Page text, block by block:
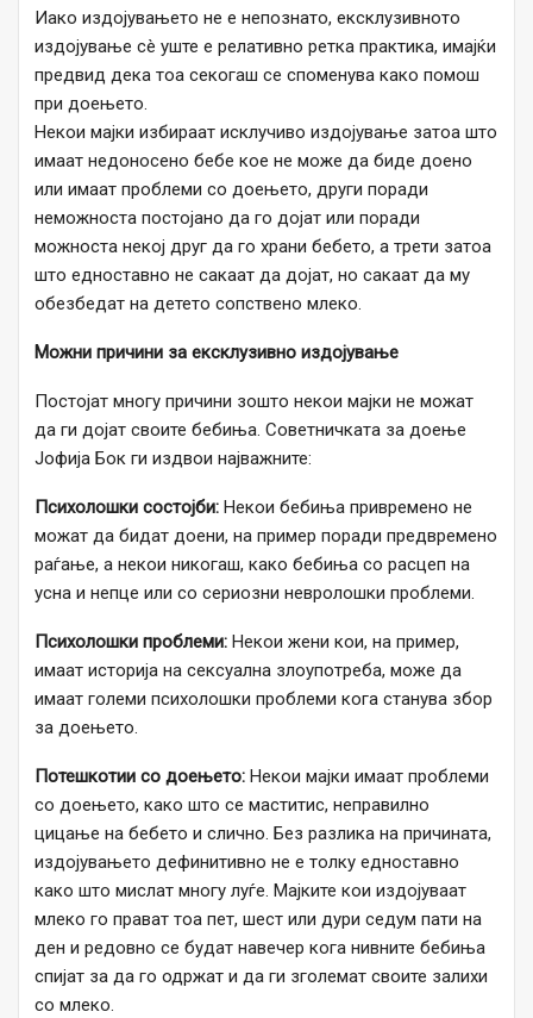
Иако издојувањето не е непознато, ексклузивното
издојување сè уште е релативно ретка практика, имајќи
предвид дека тоа секогаш се споменува како помош
при доењето.
Некои мајки избираат исклучиво издојување затоа што
имаат недоносено бебе кое не може да биде доено
или имаат проблеми со доењето, други поради
неможноста постојано да го дојат или поради
можноста некој друг да го храни бебето, а трети затоа
што едноставно не сакаат да дојат, но сакаат да му
обезбедат на детето сопствено млеко.
Можни причини за ексклузивно издојување
Постојат многу причини зошто некои мајки не можат
да ги дојат своите бебиња. Советничката за доење
Јофија Бок ги издвои најважните:
Психолошки состојби: Некои бебиња привремено не
можат да бидат доени, на пример поради предвремено
раѓање, а некои никогаш, како бебиња со расцеп на
усна и непце или со сериозни невролошки проблеми.
Психолошки проблеми: Некои жени кои, на пример,
имаат историја на сексуална злоупотреба, може да
имаат големи психолошки проблеми кога станува збор
за доењето.
Потешкотии со доењето: Некои мајки имаат проблеми
со доењето, како што се маститис, неправилно
цицање на бебето и слично. Без разлика на причината,
издојувањето дефинитивно не е толку едноставно
како што мислат многу луѓе. Мајките кои издојуваат
млеко го прават тоа пет, шест или дури седум пати на
ден и редовно се будат навечер кога нивните бебиња
спијат за да го одржат и да ги зголемат своите залихи
со млеко.